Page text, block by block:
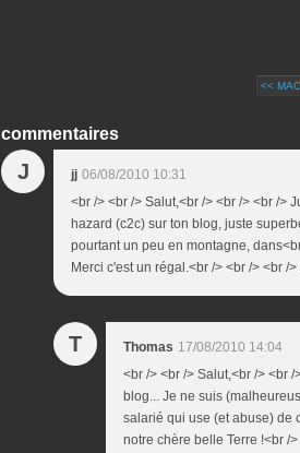
<<
commentaires
J jj 06/08/2010 10:31
<br /> <br /> Salut,<br /> <br /> <br />
hazard (c2c) sur ton blog, juste
pourtant un peu en montagne,
Merci c'est un régal.<br /> <br /> <br /
T Thomas 17/08/2010 14:04
<br /> <br /> Salut,<br /> <br
blog... Je ne suis
salarié qui use (et abuse) de
notre chère belle Terre !<br /